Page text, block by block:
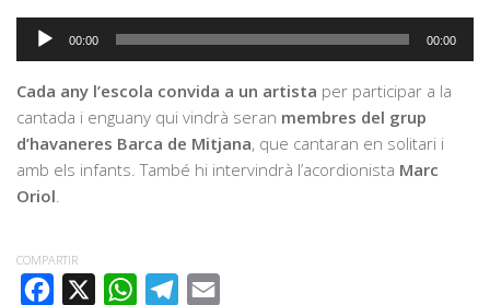
Reproductor
00:00 00:00
Cada any l’escola convida a un artista per participar a la
cantada i enguany qui vindrà seran membres del grup
d’havaneres Barca de Mitjana, que cantaran en solitari i
amb els infants. També hi intervindrà l’acordionista Marc
Oriol
COMPARTIR
FACEBOOK
WHATSAPPTELEGRAM